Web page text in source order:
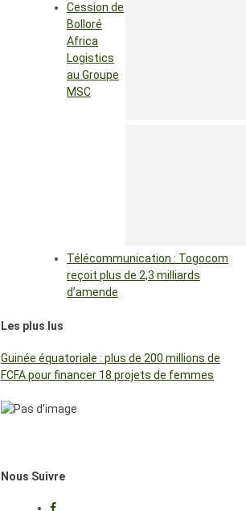
Cession de
Bolloré
Africa
Logistics
au Groupe
MSC
Télécommunication : Togocom
reçoit plus de 2,3 milliards
d’amende
Les plus lus
Guinée équatoriale : plus de 200 millions de
FCFA pour financer 18 projets de femmes
Nous Suivre